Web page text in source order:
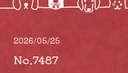
2026/05/25
No.7487